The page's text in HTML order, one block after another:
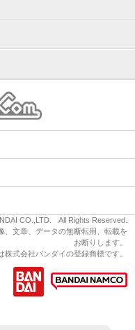
CO.,LTD. All Rights Reserved.
、文章、データの無断転用、転載を
お断りします。
株式会社バンダイの登録商標です。